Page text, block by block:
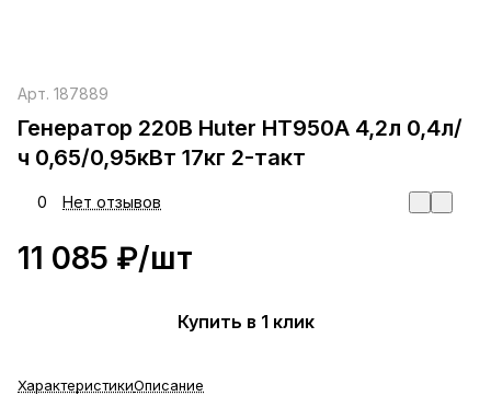
Арт. 187889
Генератор 220В Huter НТ950А 4,2л 0,4л/
ч 0,65/0,95кВт 17кг 2-такт
0 Нет отзывов
11 085 ₽/шт
Купить в 1 клик
ХарактеристикиОписание